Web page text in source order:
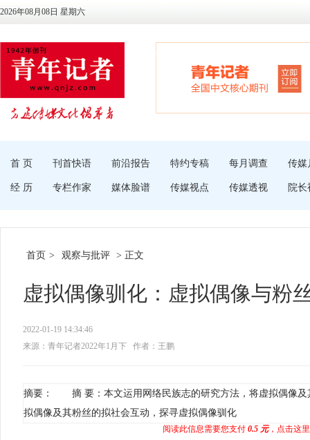
2026年08月08日 星期六
首 页 刊首快语 前沿报告 特约专稿 每月调查 传媒
经 历 专栏作家 媒体脸谱 传媒视点 传媒透视 院长
首页 > 观察与批评 > 正文
虚拟偶像驯化：虚拟偶像与粉
2022-01-19 14:34:46
来源：青年记者2022年1月下
作者：王鹏
摘要： 摘 要：本文运用网络民族志的研究方法，将虚拟偶像及
拟偶像及其粉丝的拟社会互动，探寻虚拟偶像驯化
阅读此信息需要您支付 0.5 元，点击这